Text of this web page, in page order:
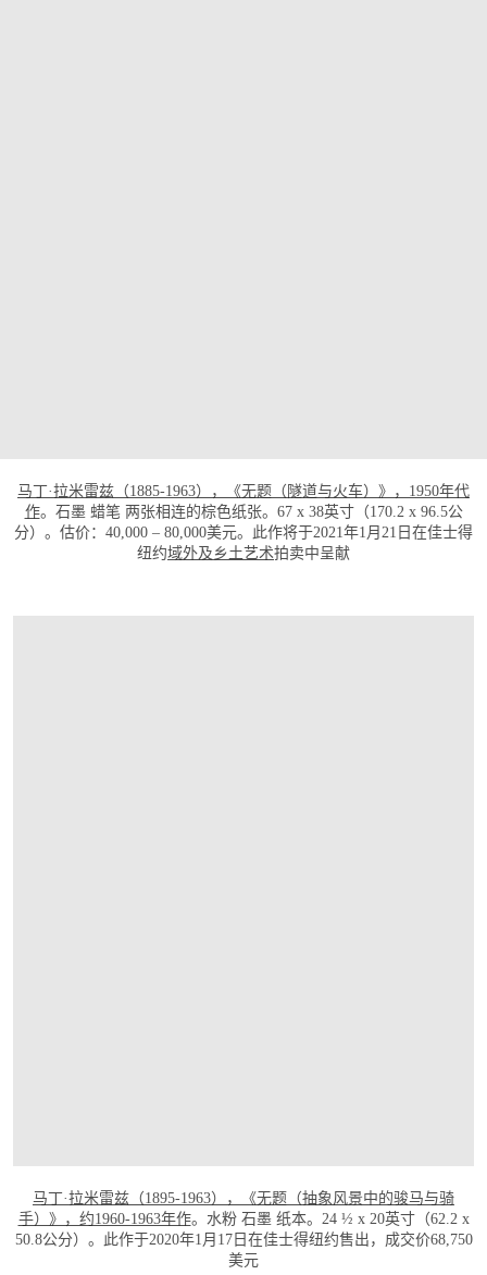
马丁·拉米雷兹（1885-1963），《无题（隧道与火车）》，1950年代
作。石墨 蜡笔 两张相连的棕色纸张。67 x 38英寸（170.2 x 96.5公
分）。估价：40,000 – 80,000美元。此作将于2021年1月21日在佳士得
纽约域外及乡土艺术拍卖中呈献
马丁·拉米雷兹（1895-1963），《无题（抽象风景中的骏马与骑
手）》，约1960-1963年作。水粉 石墨 纸本。24 ½ x 20英寸（62.2 x
50.8公分）。此作于2020年1月17日在佳士得纽约售出，成交价68,750
美元